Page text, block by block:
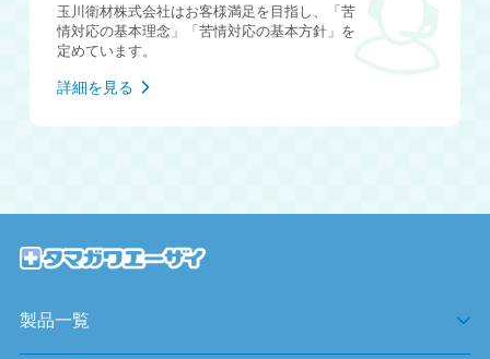
玉川衛材株式会社はお客様満足を目指し、「苦
情対応の基本理念」「苦情対応の基本方針」を
定めています。
詳細を見る
製品一覧